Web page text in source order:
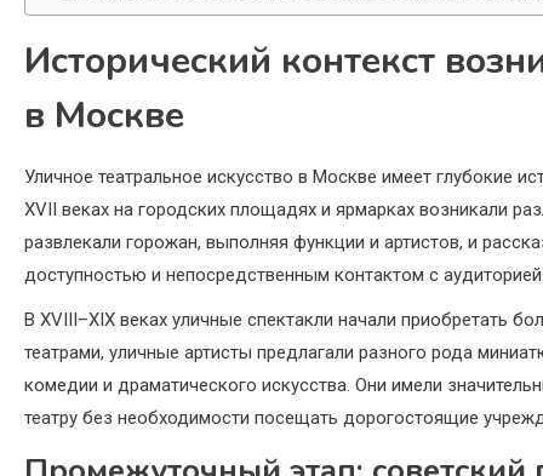
Исторический контекст
в Москве
Уличное театральное искусство в Москве имеет глубокие
XVII веках на городских площадях и ярмарках возникали
развлекали горожан, выполняя функции и артистов, и
доступностью и непосредственным контактом с
В XVIII–XIX веках уличные спектакли начали приобретать
театрами, уличные артисты предлагали разного рода
комедии и драматического искусства. Они имели
театру без необходимости посещать дорогостоящие